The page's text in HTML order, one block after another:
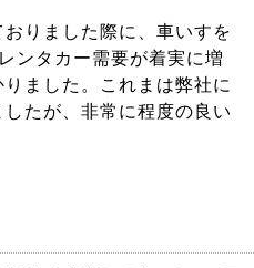
りました際に、車いすを
ンタカー需要が着実に増
ました。これまは弊社に
たが、非常に程度の良い